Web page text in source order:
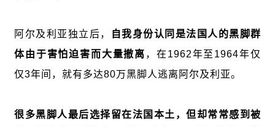
阿尔及利亚独立后，
自我身份认同是法国人的黑脚群
体由于害怕迫害而大量撤离 ，在1962年至1964年仅
仅3年间，就有多达80万黑脚人逃离阿尔及利亚。
很多黑脚人最后选择留在法国本土，但却常常感到被